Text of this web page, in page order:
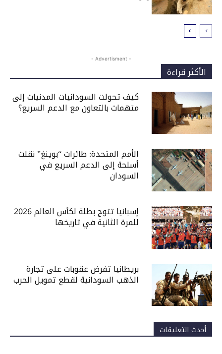
- Advertisment -
الأكثر قراءة
كيف تحولت السودانيات المدنيات إلى
متهمات بالتعاون مع الدعم السريع؟
الأمم المتحدة: طائرات “بوينغ” نقلت
أسلحة إلى الدعم السريع في
السودان
إسبانيا تتوج بطلة لكأس العالم 2026
للمرة الثانية في تاريخها
بريطانيا تفرض عقوبات على تجارة
الذهب السودانية لقطع تمويل الحرب
أحدث التعليقات